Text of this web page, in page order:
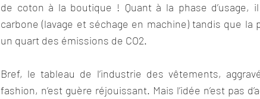
de coton à la boutique ! Quant à la phase d’usage,
carbone (lavage et séchage en machine) tandis que la
un quart des émissions de CO2.
Bref, le tableau de l’industrie des vêtements,
fashion, n’est guère réjouissant. Mais l’idée n’est pas